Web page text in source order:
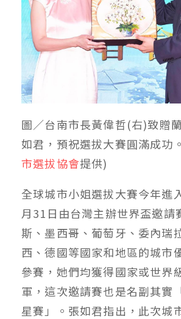
圖／台南市長黃偉哲(右)致贈
如君，預祝選拔大賽圓滿成功
市選拔協會提供)
全球城市小姐選拔大賽今年進
月31日由台灣主辦世界盃邀請
斯、墨西哥、葡萄牙、委內瑞
西、德國等國家和地區的城市
參賽，她們均獲得國家或世界
軍，這次邀請賽也是名副其實
星賽」。張如君指出，此次城